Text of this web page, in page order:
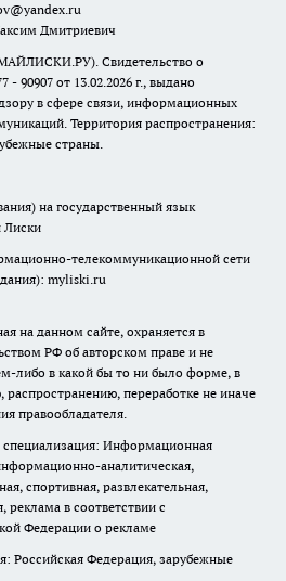
Дмитриевич
Свидетельство о
от 13.02.2026 г., выдано
в сфере связи, информационных
Территория распространения:
страны.
на государственный язык
Лиски
телекоммуникационной сети
myliski.ru
на данном сайте, охраняется в
РФ об авторском праве и не
либо в какой бы то ни было форме, в
переработке не иначе
правообладателя.
Информационная
аналитическая,
спортивная, развлекательная,
реклама в соответствии с
Федерации о рекламе
Российская Федерация, зарубежные